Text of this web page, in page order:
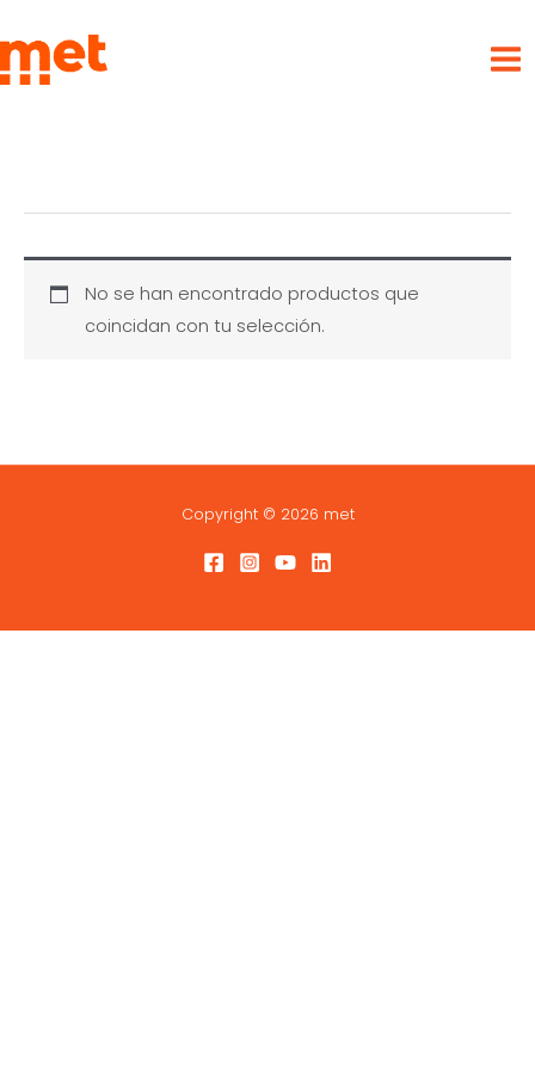
al
contenido
No se han encontrado productos que
coincidan con tu selección.
Copyright © 2026 met